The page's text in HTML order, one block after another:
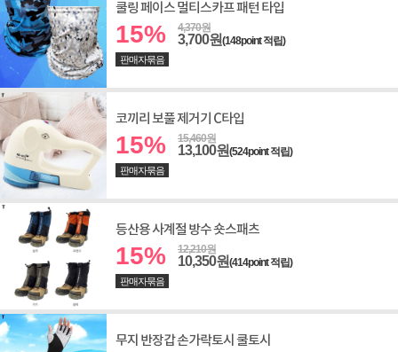
쿨링 페이스 멀티스카프 패턴 타입
15% 4,370원
3,700원(148point 적립)
판매자묶음
코끼리 보풀 제거기 C타입
15% 15,460원
13,100원(524point 적립)
판매자묶음
등산용 사계절 방수 숏스패츠
15% 12,210원
10,350원(414point 적립)
판매자묶음
무지 반장갑 손가락토시 쿨토시